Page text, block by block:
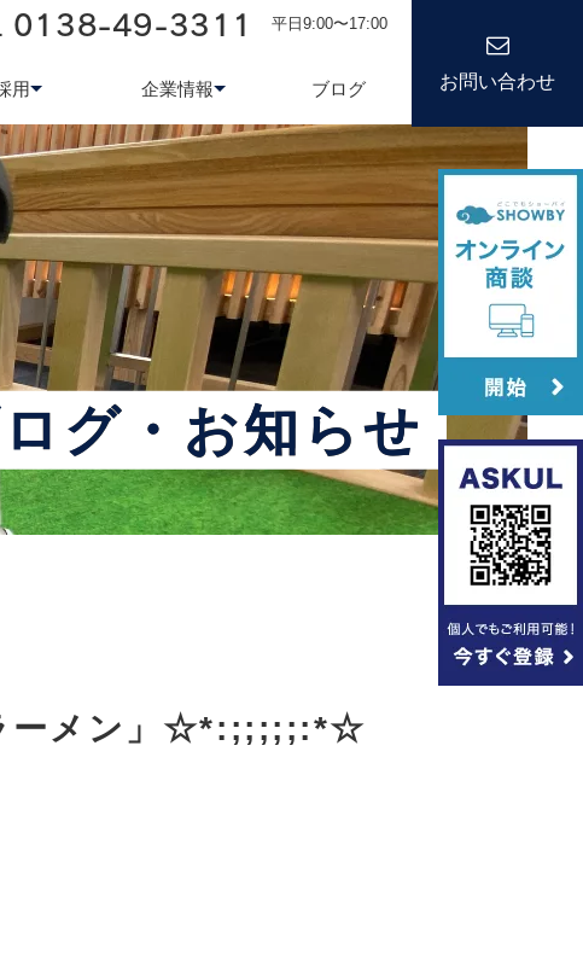
業務システム kond 光回線
用
用について 新卒採用
企業情報
会社情報
ブログ
0138-49-3311 平日9:00〜17:00
お問い合わせ
グ・お知らせ
ーメン」☆*:;;;;;:*☆